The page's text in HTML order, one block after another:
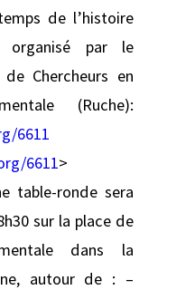
de l’histoire
organisé par le
Chercheurs en
(Ruche):
6611
6611>
table-ronde sera
sur la place de
dans la
autour de : –